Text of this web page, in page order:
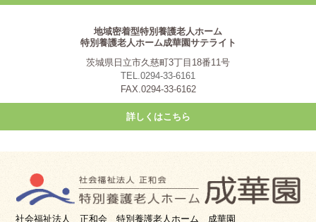
地域密着型特別養護老人ホーム
特別養護老人ホーム成華園サテライト
茨城県日立市久慈町3丁目18番11号
TEL.0294-33-6161
FAX.0294-33-6162
詳しくはこちら
社会福祉法人 正和会 特別養護老人ホーム 成華園